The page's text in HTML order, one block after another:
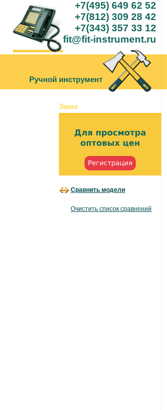
+7(495) 649 62 52
+7(812) 309 28 42
+7(343) 357 33 12
fit@fit-instrument.ru
Ручной инструмент
Заказ
Сравнить модели
Очистить список сравнений